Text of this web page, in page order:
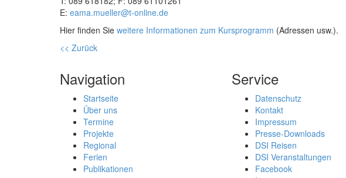
E: eama.mueller@t-online.de
Hier finden Sie weitere Informationen zum Kursprogramm (Adressen usw.).
<< Zurück
Navigation
Startseite
Über uns
Termine
Projekte
Regional
Ferien
Publikationen
Service
Datenschutz
Kontakt
Impressum
Presse-Downloads
DSI Reisen
DSI Veranstaltungen
Facebook